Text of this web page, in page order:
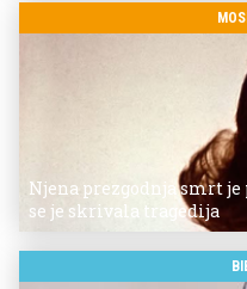
Njena prezgodnja smrt
se je skrivala tragedija